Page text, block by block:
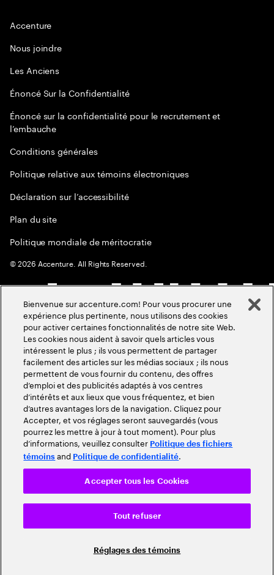
Accenture
Nous joindre
Les Anciens
Énoncé Sur la Confidentialité
Énoncé sur la confidentialité pour le recrutement et
l’embauche
Conditions générales
Politique relative aux témoins électroniques
Déclaration sur l’accessibilité
Plan du site
Politique mondiale de méritocratie
©2026 Accenture. All Rights Reserved.
Bienvenue sur accenture.com! Pour vous procurer une
expérience plus pertinente, nous utilisons des cookies
pour activer certaines fonctionnalités de notre site Web.
Les cookies nous aident à savoir quels articles vous
intéressent le plus ; ils vous permettent de partager
facilement des articles sur les médias sociaux ; ils nous
permettent de vous fournir du contenu, des offres
d’emploi et des publicités adaptés à vos centres
d’intérêts et aux lieux que vous fréquentez, et bien
d’autres avantages lors de la navigation. Cliquez pour
Accepter, et vos réglages seront sauvegardés (vous
pourrez les mettre à jour à tout moment). Pour plus
d’informations, veuillez consulter Politique des fichiers
témoins and Politique de confidentialité.
Réglages des témoins
Tout refuser
Accepter tous les Cookies